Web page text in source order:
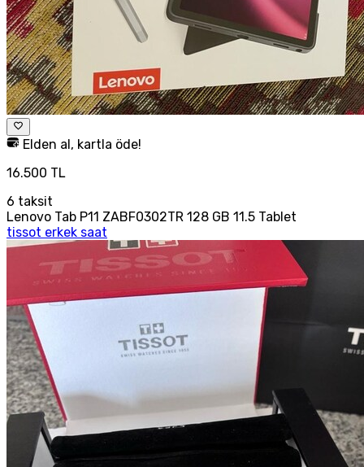
Elden al, kartla öde!
16.500 TL
6 taksit
Lenovo Tab P11 ZABF0302TR 128 GB 11.5 Tablet
tissot erkek saat